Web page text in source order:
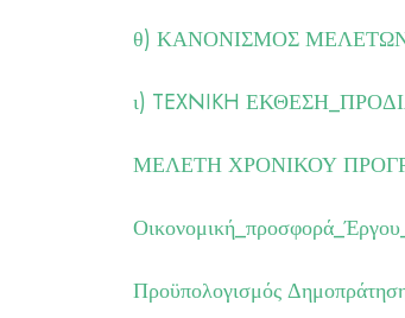
θ) ΚΑΝΟΝΙΣΜΟΣ
ι) TEXNIKH
ΜΕΛΕΤΗ ΧΡΟΝΙΚΟΥ
Προϋπολογισμός